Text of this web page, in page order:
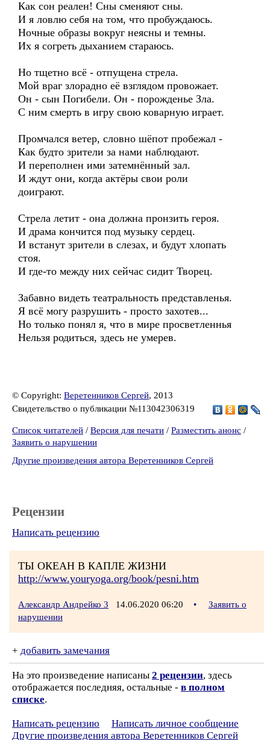
Как сон реален! Сны сменяют сны.
И я ловлю себя на том, что пробуждаюсь.
Ночные образы вокруг неясны и темны.
Их я согреть дыханием стараюсь.
Но тщетно всё - отпущена стрела.
Мой враг злорадно её взглядом провожает.
Он - сын Погибели. Он - порожденье Зла.
С ним смерть в игру свою коварную играет.
Промчался ветер, словно шёпот пробежал -
Как будто зрители за нами наблюдают.
И переполнен ими затемнённый зал.
И ждут они, когда актёры свои роли
доиграют.
Стрела летит - она должна пронзить героя.
И драма кончится под музыку сердец.
И встанут зрители в слезах, и будут хлопать
стоя.
И где-то между них сейчас сидит Творец.
Забавно видеть театральность представленья.
Я всё могу разрушить - просто захотев...
Но только понял я, что в мире просветленнья
Нельзя родиться, здесь не умерев.
© Copyright: Веретенников Сергей, 2013
Свидетельство о публикации №113042306319
Список читателей / Версия для печати / Разместить анонс /
Заявить о нарушении
Другие произведения автора Веретенников Сергей
Рецензии
Написать рецензию
ТЫ ОКЕАН В КАПЛЕ ЖИЗНИ
http://www.youryoga.org/book/pesni.htm
Александр Андрейко 3 14.06.2020 06:20 •
Заявить о
нарушении
+ добавить замечания
На это произведение написаны 2 рецензии, здесь
отображается последняя, остальные - в полном
списке.
Написать рецензию
Написать личное сообщение
Другие произведения автора Веретенников Сергей